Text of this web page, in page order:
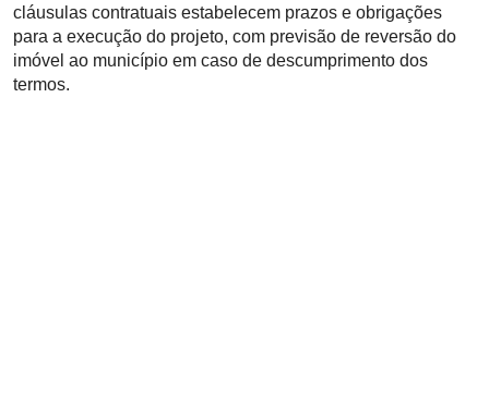
cláusulas contratuais estabelecem prazos e obrigações
para a execução do projeto, com previsão de reversão do
imóvel ao município em caso de descumprimento dos
termos.